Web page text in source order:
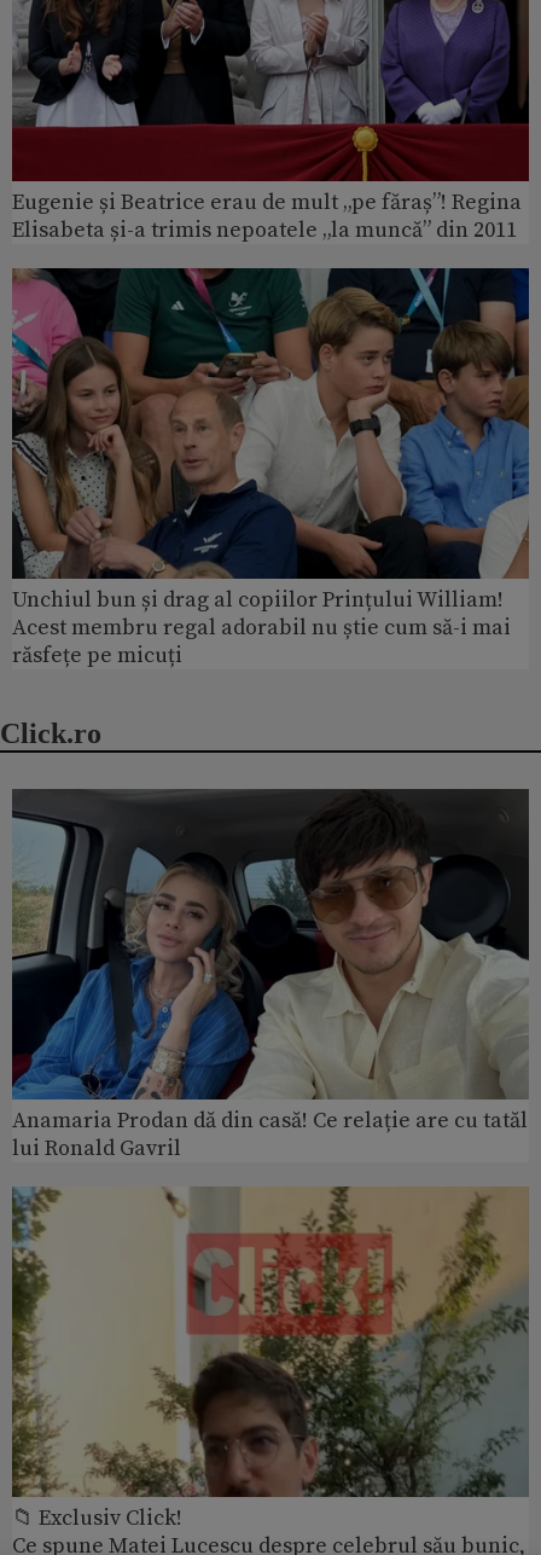
Eugenie și Beatrice erau de mult „pe făraș”! Regina
Elisabeta și-a trimis nepoatele „la muncă” din 2011
Unchiul bun și drag al copiilor Prințului William!
Acest membru regal adorabil nu știe cum să-i mai
răsfețe pe micuți
Click.ro
Anamaria Prodan dă din casă! Ce relație are cu tatăl
lui Ronald Gavril
📁 Exclusiv Click!
Ce spune Matei Lucescu despre celebrul său bunic,